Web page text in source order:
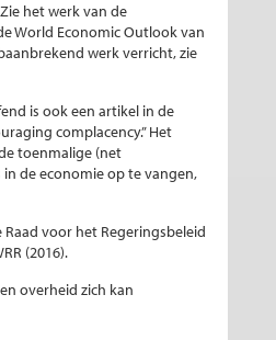
het werk van de
World Economic Outlook van
werk verricht, zie
is ook een artikel in de
complacency.” Het
toenmalige (net
de economie op te vangen,
voor het Regeringsbeleid
(2016).
overheid zich kan